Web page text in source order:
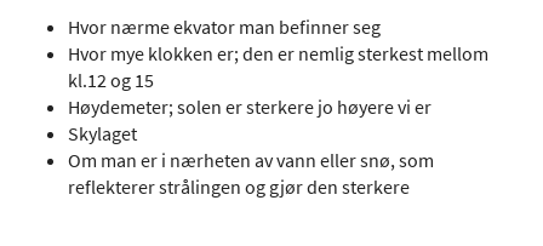
Hvor nærme ekvator man befinner seg
Hvor mye klokken er; den er nemlig sterkest mellom
kl.12 og 15
Høydemeter; solen er sterkere jo høyere vi er
Skylaget
Om man er i nærheten av vann eller snø, som
reflekterer strålingen og gjør den sterkere